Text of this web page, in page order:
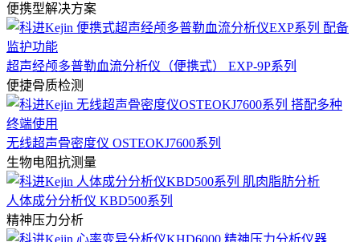
便携型解决方案
超声经颅多普勒血流分析仪（便携式） EXP-9P系列
便捷骨质检测
无线超声骨密度仪 OSTEOKJ7600系列
生物电阻抗测量
人体成分分析仪 KBD500系列
精神压力分析